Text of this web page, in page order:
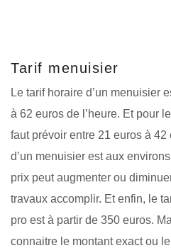
Tarif menuisier
Le tarif horaire d’un menuisier
à 62 euros de l’heure. Et pour
faut prévoir entre 21 euros à
d’un menuisier est aux
prix peut augmenter ou
travaux accomplir. Et enfin, le
pro est à partir de 350 euros.
connaitre le montant exact ou